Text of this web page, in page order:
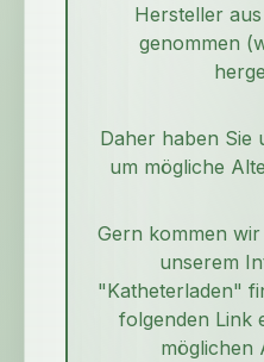
Hersteller
genommen
Daher haben Sie
um mögliche
Gern kommen
unserem
"Katheterladen"
folgenden Link
möglichen